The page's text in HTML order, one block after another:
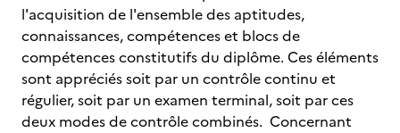
l'acquisition de l'ensemble des aptitudes,
connaissances, compétences et blocs de
compétences constitutifs du diplôme. Ces éléments
sont appréciés soit par un contrôle continu et
régulier, soit par un examen terminal, soit par ces
deux modes de contrôle combinés. Concernant